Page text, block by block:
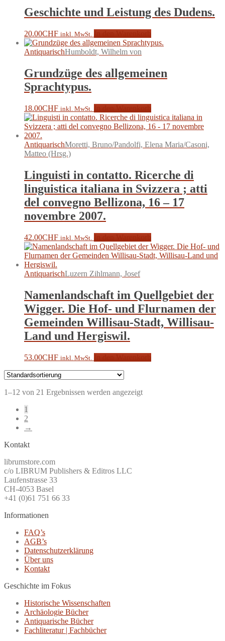
Geschichte und Leistung des Dudens.
20.00CHF inkl. MwSt.
AntiquarischHumboldt, Wilhelm von
Grundzüge des allgemeinen
Sprachtypus.
18.00CHF inkl. MwSt.
AntiquarischMoretti, Bruno/Pandolfi, Elena Maria/Casoni,
Matteo (Hrsg.)
Linguisti in contatto. Ricerche di
linguistica italiana in Svizzera ; atti
del convegno Bellizona, 16 – 17
novembre 2007.
42.00CHF inkl. MwSt.
AntiquarischLuzern Zihlmann, Josef
Namenlandschaft im Quellgebiet der
Wigger. Die Hof- und Flurnamen der
Gemeinden Willisau-Stadt, Willisau-
Land und Hergiswil.
53.00CHF inkl. MwSt.
1–12 von 21 Ergebnissen werden angezeigt
1
2
→
Kontakt
librumstore.com
c/o LIBRUM Publishers & Editros LLC
Laufenstrasse 33
CH-4053 Basel
+41 (0)61 751 66 33
Informationen
FAQ’s
AGB’s
Datenschutzerklärung
Über uns
Kontakt
Geschichte im Fokus
Historische Wissenschaften
Archäologie Bücher
Antiquarische Bücher
Fachliteratur | Fachbücher